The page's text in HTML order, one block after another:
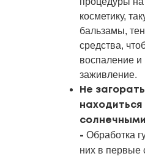
косметику,
бальзамы,
средства,
воспаление
заживление.
Не
- Обработка
них в первые